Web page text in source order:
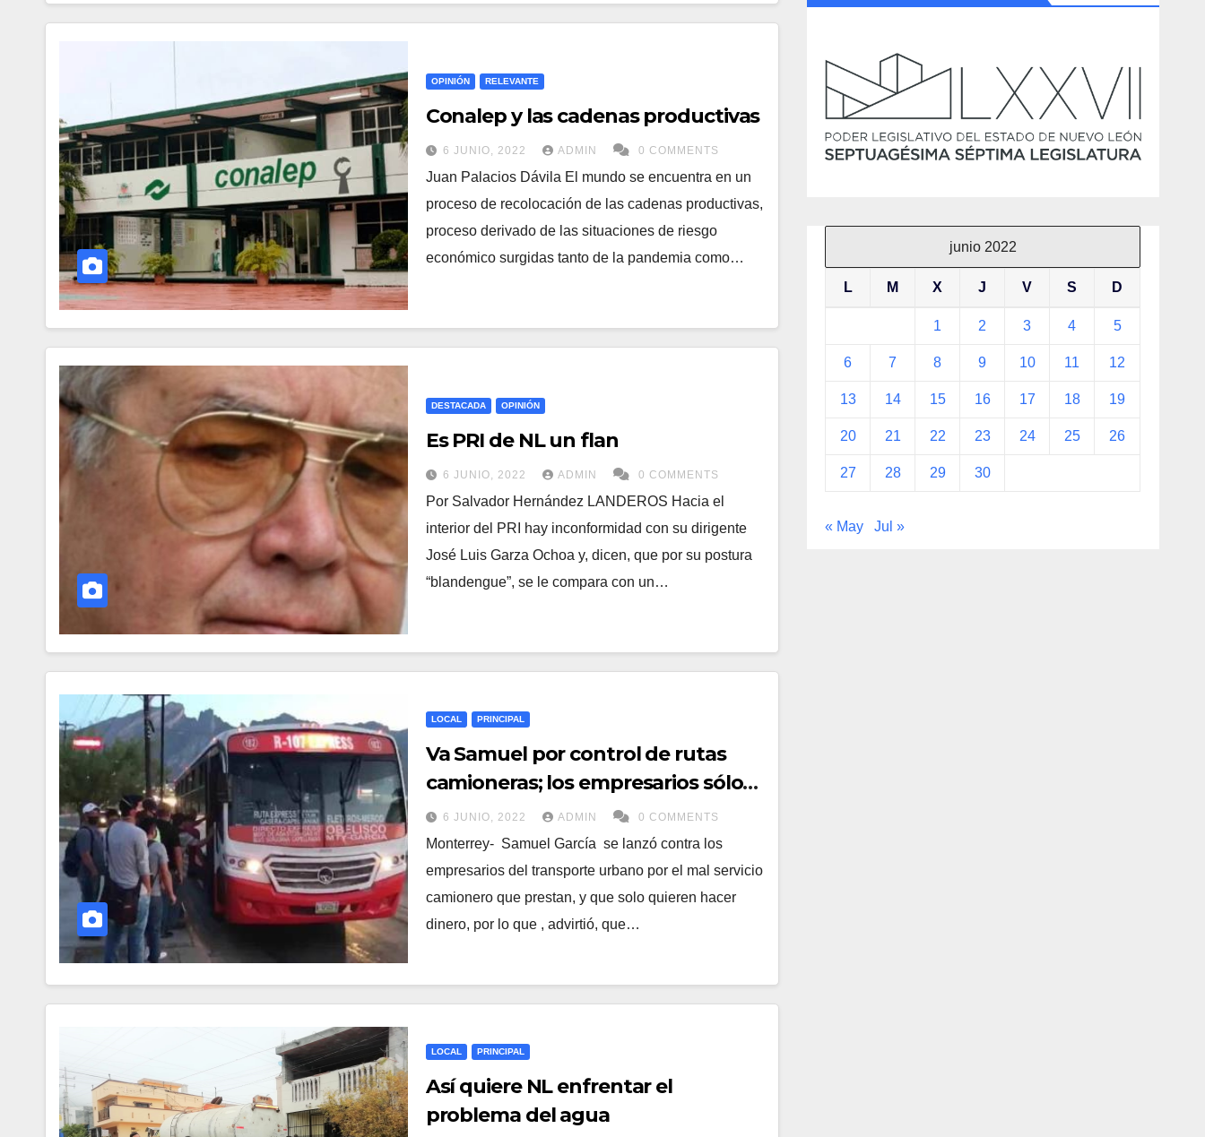
OPINIÓN RELEVANTE
Conalep y las cadenas productivas
6 JUNIO, 2022 ADMIN 0 COMMENTS
Juan Palacios Dávila El mundo se encuentra en un
proceso de recolocación de las cadenas productivas,
proceso derivado de las situaciones de riesgo
económico surgidas tanto de la pandemia como…
DESTACADA OPINIÓN
Es PRI de NL un flan
6 JUNIO, 2022 ADMIN 0 COMMENTS
Por Salvador Hernández LANDEROS Hacia el
interior del PRI hay inconformidad con su dirigente
José Luis Garza Ochoa y, dicen, que por su postura
“blandengue”, se le compara con un…
LOCAL PRINCIPAL
Va Samuel por control de rutas
camioneras; los empresarios sólo
quieren hacer dinero, acusa
6 JUNIO, 2022 ADMIN 0 COMMENTS
Monterrey- Samuel García se lanzó contra los
empresarios del transporte urbano por el mal servicio
camionero que prestan, y que solo quieren hacer
dinero, por lo que , advirtió, que…
LOCAL PRINCIPAL
Así quiere NL enfrentar el
problema del agua
junio 2022
L M X J V S D
1 2 3 4 5
6 7 8 9 10 11 12
13 14 15 16 17 18 19
20 21 22 23 24 25 26
27 28 29 30
« May Jul »